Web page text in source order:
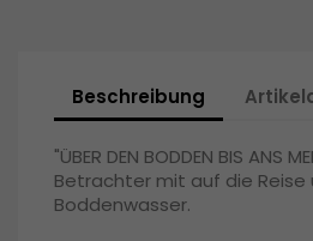
Beschreibung
"ÜBER DEN BODDEN BIS ANS
Betrachter mit auf die Reise
Boddenwasser.